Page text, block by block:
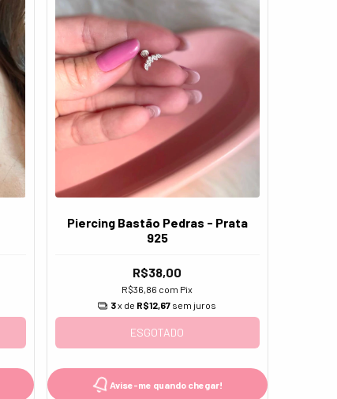
Piercing Bastão Pedras - Prata
925
R$38,00
R$36,86 com Pix
3x de R$12,67 sem juros
ESGOTADO
Avise-me quando chegar!